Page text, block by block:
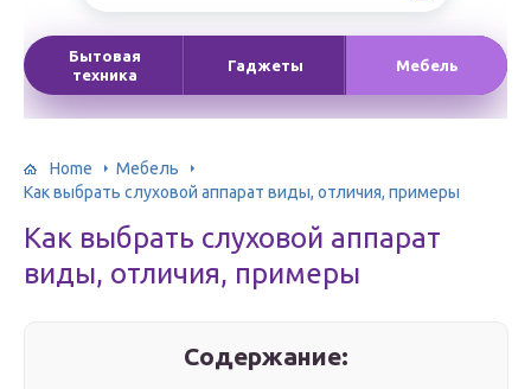
Бытовая
техника
Гаджеты Мебель
Home
Мебель
Как выбрать слуховой аппарат виды, отличия, примеры
Как выбрать слуховой аппарат
виды, отличия, примеры
Содержание: